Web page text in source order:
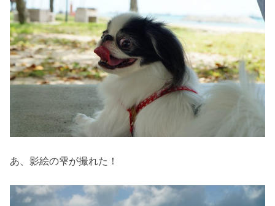
あ、影絵の雫が撮れた！